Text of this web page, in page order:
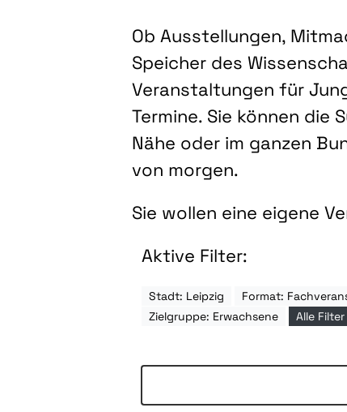
Ob Ausstellungen,
Speicher des
Veranstaltungen für
Termine. Sie können die
Nähe oder im ganzen
von morgen.
Sie wollen eine eigene
Aktive Filter:
Stadt: Leipzig Format:
Zielgruppe: Erwachsene
Alle